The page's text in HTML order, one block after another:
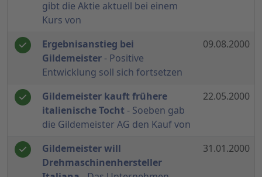
gibt die Aktie aktuell bei einem
Kurs von
Ergebnisanstieg bei
Gildemeister - Positive
Entwicklung soll sich fortsetzen
09.08.2000
Gildemeister kauft frühere
italienische Tocht- Soeben gab
die Gildemeister AG den Kauf von
22.05.2000
Gildemeister will
Drehmaschinenhersteller
31.01.2000